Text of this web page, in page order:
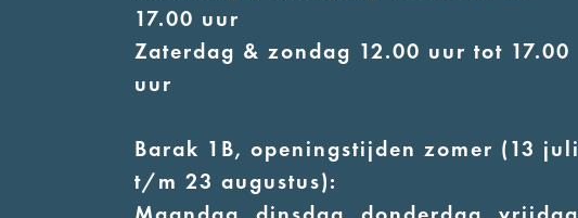
17.00 uur
Zaterdag & zondag 12.00 uur tot 17.00
uur
Barak 1B, openingstijden zomer (13 juli
t/m 23 augustus):